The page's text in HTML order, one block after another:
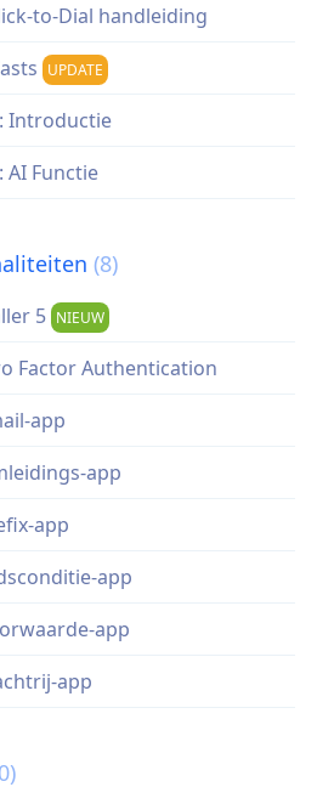
to-Dial handleiding
UPDATE
Introductie
AI Functie
(8)
5 NIEUW
Factor Authentication
app
app
app
app
app
app